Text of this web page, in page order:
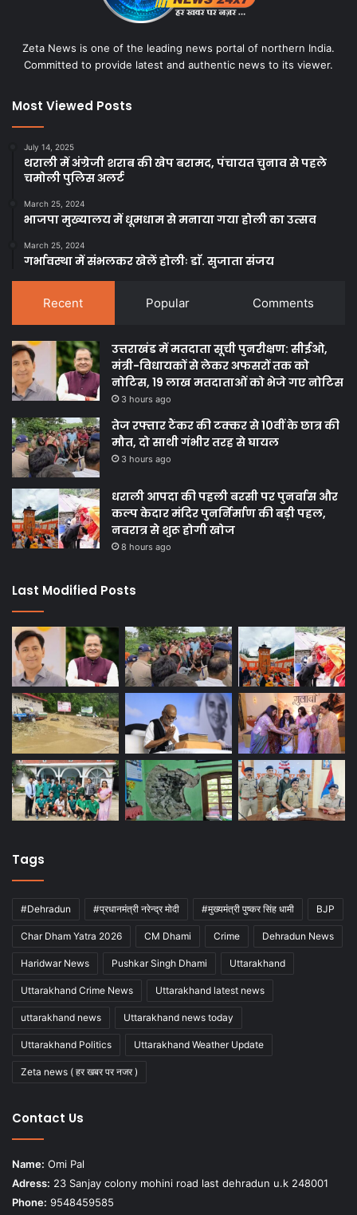
Zeta News is one of the leading news portal of northern India.
Committed to provide latest and authentic news to its viewer.
Most Viewed Posts
July 14, 2025
थराली में अंग्रेजी शराब की खेप बरामद, पंचायत चुनाव से पहले
चमोली पुलिस अलर्ट
March 25, 2024
भाजपा मुख्यालय में धूमधाम से मनाया गया होली का उत्सव
March 25, 2024
गर्भावस्था में संभलकर खेलें होलीः डाॅ. सुजाता संजय
Recent Popular Comments
उत्तराखंड में मतदाता सूची पुनरीक्षण: सीईओ,
मंत्री-विधायकों से लेकर अफसरों तक को
नोटिस, 19 लाख मतदाताओं को भेजे गए नोटिस
3 hours ago
तेज रफ्तार टैंकर की टक्कर से 10वीं के छात्र की
मौत, दो साथी गंभीर तरह से घायल
3 hours ago
धराली आपदा की पहली बरसी पर पुनर्वास और
कल्प केदार मंदिर पुनर्निर्माण की बड़ी पहल,
नवरात्र से शुरू होगी खोज
8 hours ago
Last Modified Posts
Tags
#Dehradun #प्रधानमंत्री नरेन्द्र मोदी #मुख्यमंत्री पुष्कर सिंह धामी BJP
Char Dham Yatra 2026 CM Dhami Crime Dehradun News
Haridwar News Pushkar Singh Dhami Uttarakhand
Uttarakhand Crime News Uttarakhand latest news
uttarakhand news Uttarakhand news today
Uttarakhand Politics Uttarakhand Weather Update
Zeta news ( हर खबर पर नजर )
Contact Us
Name: Omi Pal
Adress: 23 Sanjay colony mohini road last dehradun u.k 248001
Phone: 9548459585